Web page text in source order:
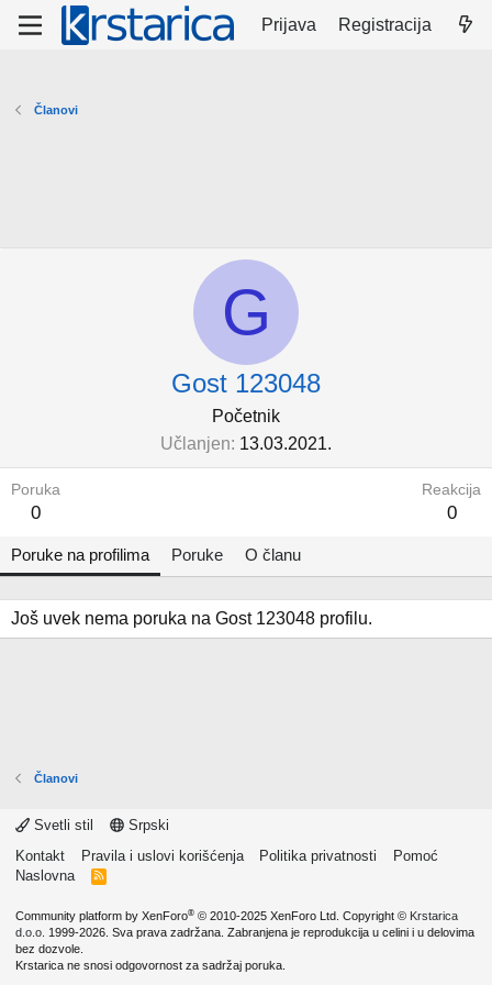
Prijava Registracija
Članovi
G
Gost 123048
Početnik
Učlanjen 13.03.2021.
Poruka
0
Reakcija
0
Poruke na profilima Poruke O članu
Još uvek nema poruka na Gost 123048 profilu.
Članovi
Svetli stil
Srpski
Kontakt
Pravila i uslovi korišćenja Politika privatnosti
Pomoć
Naslovna
R
Community platform by XenForo® © 2010-2025 XenForo Ltd. Copyright © Krstarica
d.o.o. 1999-2026. Sva prava zadržana. Zabranjena je reprodukcija u celini i u delovima
bez dozvole.
Krstarica ne snosi odgovornost za sadržaj poruka.